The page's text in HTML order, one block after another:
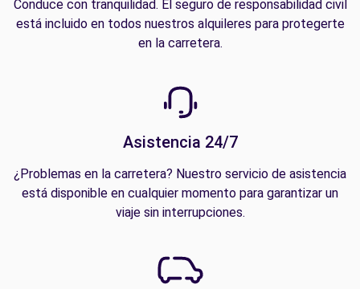
Conduce con tranquilidad. El seguro de responsabilidad civil
está incluido en todos nuestros alquileres para protegerte
en la carretera.
Asistencia 24/7
¿Problemas en la carretera? Nuestro servicio de asistencia
está disponible en cualquier momento para garantizar un
viaje sin interrupciones.